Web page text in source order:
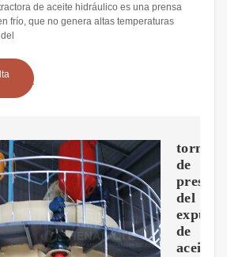
de aceite hidráulico es una prensa
frío, que no genera altas temperaturas
tornillo
de
presión
del
de
aceite